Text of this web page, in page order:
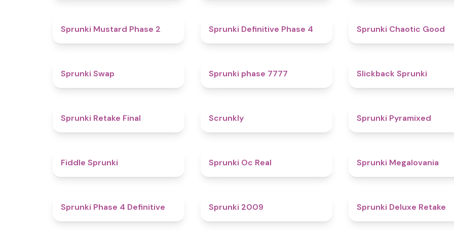
Sprunki Mustard Phase 2 Sprunki Definitive Phase 4 Sprunki Chaotic Good
Sprunki Swap Sprunki phase 7777 Slickback Sprunki
Sprunki Retake Final Scrunkly Sprunki Pyramixed
Fiddle Sprunki Sprunki Oc Real Sprunki Megalovania
Sprunki Phase 4 Definitive Sprunki 2009 Sprunki Deluxe Retake